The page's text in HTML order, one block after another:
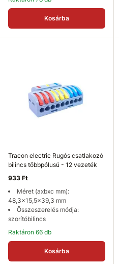
Kosárba
Tracon electric Rugós csatlakozó
bilincs többpólusú - 12 vezeték
933 Ft
Méret (axbxc mm):
48,3x15,5x39,3 mm
Összeszerelés módja:
szorítóbilincs
Raktáron 66 db
Kosárba